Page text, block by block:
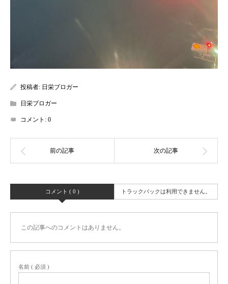
投稿者: 日栄ブロガー
日栄ブロガー
コメント: 0
コメント ( 0 ) トラックバックは利用できません。
この記事へのコメントはありません。
名前 ( 必須 )